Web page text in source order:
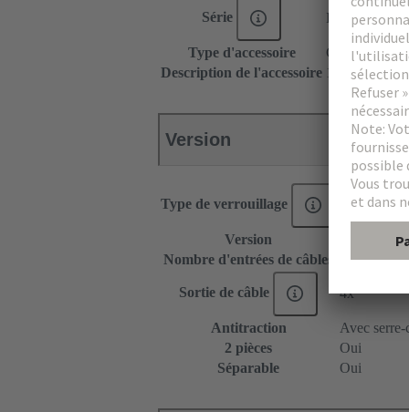
Série DIN 41612
Type d'accessoire
Capot
Description de l'accessoire 15 mm
Version
Type de verrouillage Leviers
Version
Sortie
Nombre d'entrées de câbles
Sortie de câble 4x
Antitraction
Avec serre-
2 pièces
Oui
Séparable
Oui